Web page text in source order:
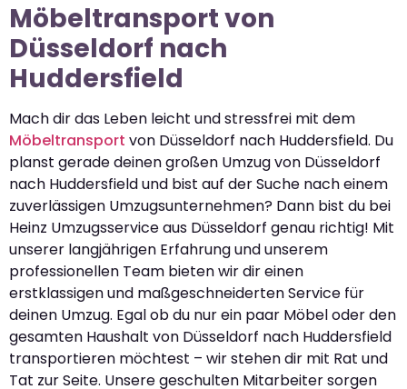
Möbeltransport von
Düsseldorf nach
Huddersfield
Mach dir das Leben leicht und stressfrei mit dem
Möbeltransport von Düsseldorf nach Huddersfield. Du
planst gerade deinen großen Umzug von Düsseldorf
nach Huddersfield und bist auf der Suche nach einem
zuverlässigen Umzugsunternehmen? Dann bist du bei
Heinz Umzugsservice aus Düsseldorf genau richtig! Mit
unserer langjährigen Erfahrung und unserem
professionellen Team bieten wir dir einen
erstklassigen und maßgeschneiderten Service für
deinen Umzug. Egal ob du nur ein paar Möbel oder den
gesamten Haushalt von Düsseldorf nach Huddersfield
transportieren möchtest – wir stehen dir mit Rat und
Tat zur Seite. Unsere geschulten Mitarbeiter sorgen